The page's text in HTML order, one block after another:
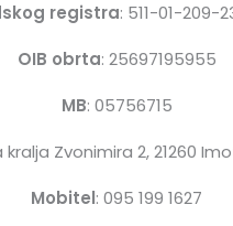
registra: 511-01-209-
OIB obrta: 25697195955
MB: 05756715
kralja Zvonimira 2, 21260
Mobitel: 095 199 1627